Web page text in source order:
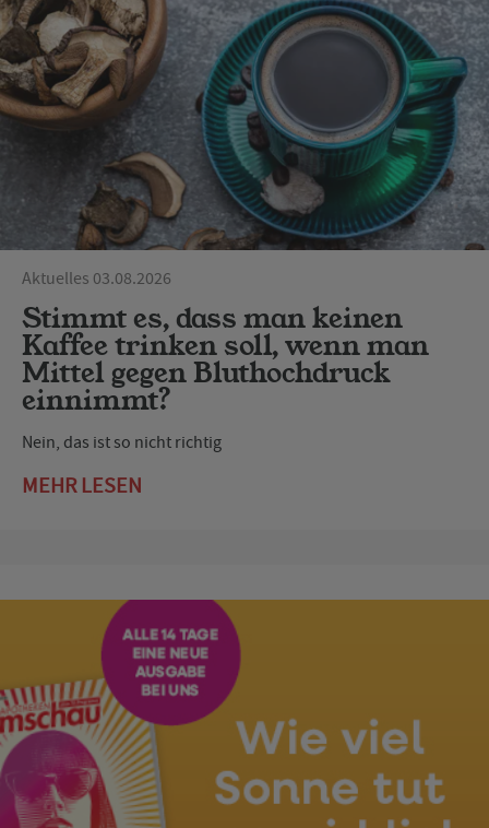
Aktuelles 03.08.2026
Stimmt es, dass man keinen
Kaffee trinken soll, wenn man
Mittel gegen Bluthochdruck
einnimmt?
Nein, das ist so nicht richtig
MEHR LESEN